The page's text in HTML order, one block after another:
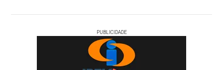
PUBLICIDADE